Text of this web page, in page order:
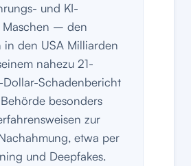
und KI-
Maschen – den
in den USA Milliarden
nahezu 21-
Schadenbericht
besonders
zur
etwa per
und Deepfakes.